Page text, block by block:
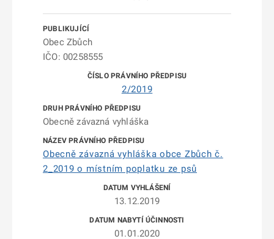
Obec Zbůch
IČO: 00258555
2/2019
Obecně závazná vyhláška
Obecně závazná vyhláška obce Zbůch č.
2_2019 o místním poplatku ze psů
13.12.2019
01.01.2020